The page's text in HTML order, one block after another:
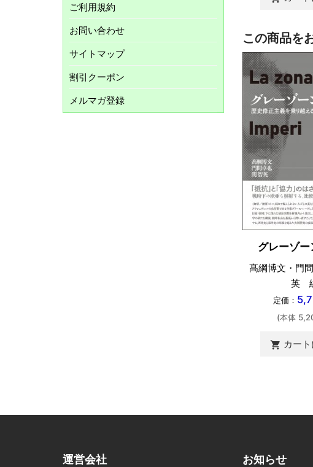
この商品を
グレーゾー
髙綱博文・門
英
定価：
(本体
shopping_cart カー
ご利用規約
お問い合わせ
サイトマップ
割引クーポン
メルマガ登録
運営会社 お知らせ